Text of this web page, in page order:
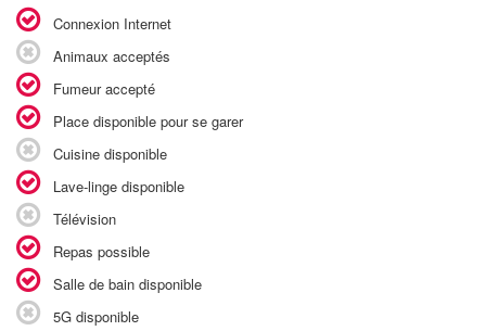
Connexion Internet
Animaux acceptés
Fumeur accepté
Place disponible pour se garer
Cuisine disponible
Lave-linge disponible
Télévision
Repas possible
Salle de bain disponible
5G disponible